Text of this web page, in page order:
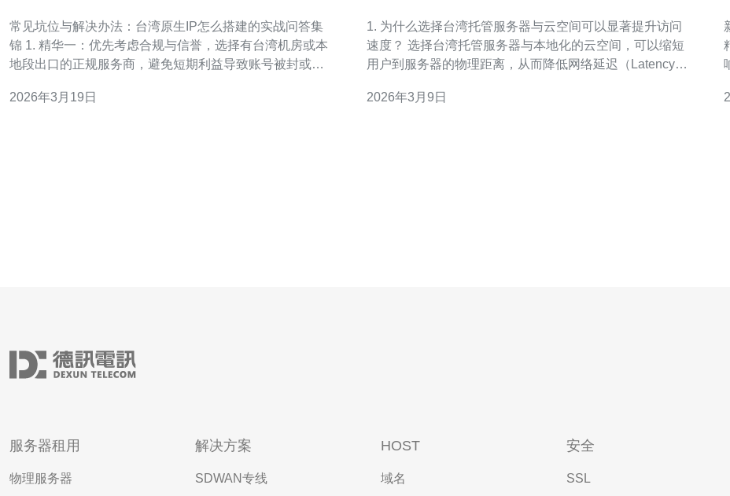
常见坑位与解决办法：台湾原生IP怎么搭建的实战问答集
锦 1. 精华一：优先考虑合规与信誉，选择有台湾机房或本
地段出口的正规服务商，避免短期利益导致账号被封或法
法业务接入）决定路线——商业VPN/代理、正规本地或托
2026年3月19日
1. 为什么选择台湾托管服务器与云空间可以显著提升访问
速度？ 选择台湾托管服务器与本地化的云空间，可以缩短
用户到服务器的物理距离，从而降低网络延迟（Latency）
亚的企业来说，靠近用户的机房与优质的出入口带宽、对
2026年3月9日
服务器租用
物理服务器
解决方案
SDWAN专线
HOST
域名
安全
SSL